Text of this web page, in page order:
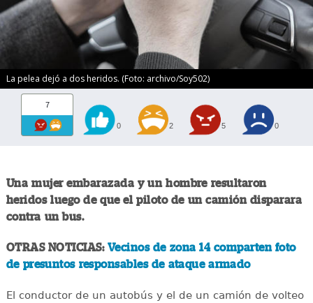
La pelea dejó a dos heridos. (Foto: archivo/Soy502)
7
0 2 5 0
Una mujer embarazada y un hombre resultaron
heridos luego de que el piloto de un camión disparara
contra un bus.
OTRAS NOTICIAS: Vecinos de zona 14 comparten foto
de presuntos responsables de ataque armado
El conductor de un autobús y el de un camión de volteo